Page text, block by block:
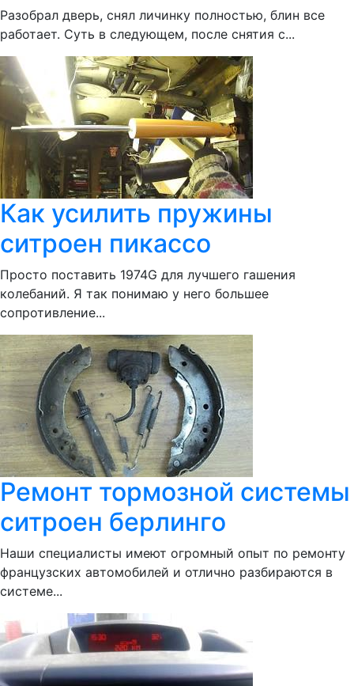
Разобрал дверь, снял личинку полностью, блин все
работает. Суть в следующем, после снятия с...
Как усилить пружины
ситроен пикассо
Просто поставить 1974G для лучшего гашения
колебаний. Я так понимаю у него большее
сопротивление...
Ремонт тормозной системы
ситроен берлинго
Наши специалисты имеют огромный опыт по ремонту
французских автомобилей и отлично разбираются в
системе...